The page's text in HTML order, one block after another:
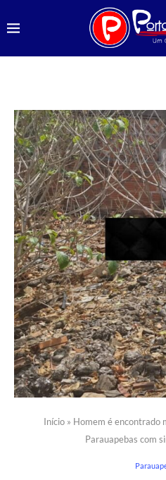
Início» Homem é encontrado
Parauapebas com